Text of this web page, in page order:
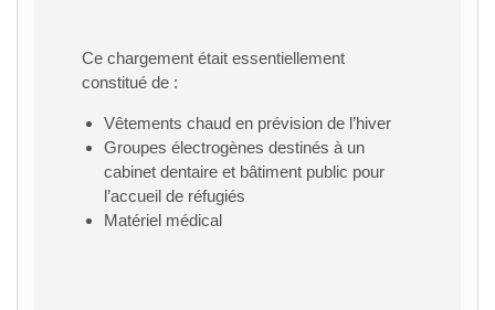
Ce chargement était essentiellement
constitué de :
Vêtements chaud en prévision de l’hiver
Groupes électrogènes destinés à un
cabinet dentaire et bâtiment public pour
l’accueil de réfugiés
Matériel médical